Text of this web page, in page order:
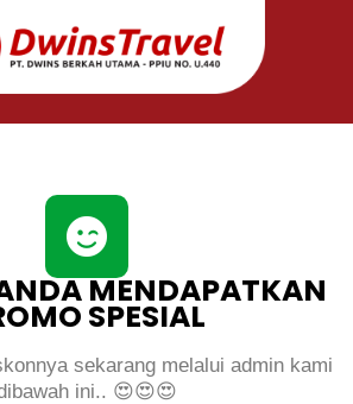
MENDAPATKAN
SPESIAL
sekarang melalui admin kami
ini.. 😍😍😍